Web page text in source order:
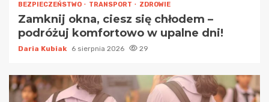
BEZPIECZEŃSTWO TRANSPORT ZDROWIE
Zamknij okna, ciesz się chłodem –
podróżuj komfortowo w upalne dni!
Daria Kubiak 6 sierpnia 2026 29